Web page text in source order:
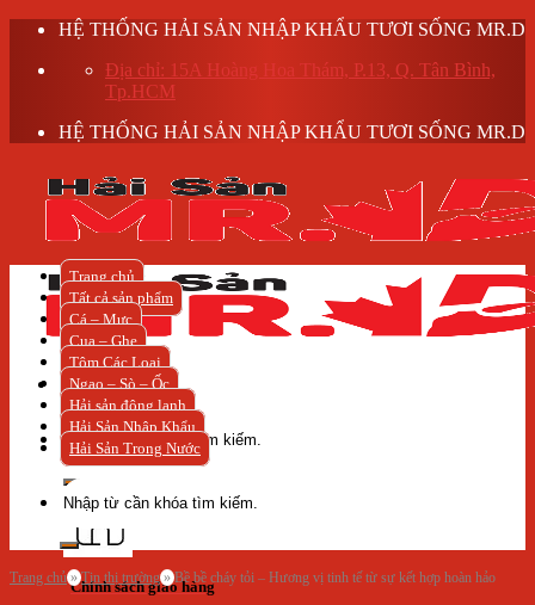
Skip
content
HỆ THỐNG HẢI SẢN NHẬP KHẨU TƯƠI SỐNG MR.D
Địa chỉ: 15A Hoàng Hoa Thám, P.13, Q. Tân Bình,
Tp.HCM
HỆ THỐNG HẢI SẢN NHẬP KHẨU TƯƠI SỐNG MR.D
Tìm
kiếm:
Chính sách giao hàng
Trang chủ
Tất cả sản phẩm
Cá – Mực
Cua – Ghẹ
Tôm Các Loại
Ngao – Sò – Ốc
Hải sản đông lạnh
Hải Sản Nhập Khẩu
Hải Sản Trong Nước
Tìm
kiếm:
Trang chủ»Tin thị trường»Bề bề cháy tỏi – Hương vị tinh tế từ sự kết hợp hoàn hảo